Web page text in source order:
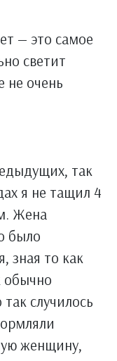
— это самое
светит
не очень
так
я не тащил 4
Жена
было
зная то как
обычно
случилось
женщину,